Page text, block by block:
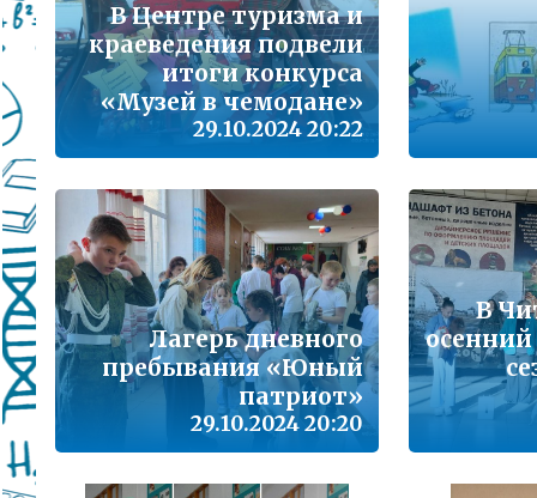
В сезон гриппа и острых респираторных
наша с Вами общая задача – не допустить
заболеваемости
Подробнее...
Лицам, желающим сдать единый
(далее ЕГЭ) в 2026 году
Подробнее...
Школа управленческого резерва: Ваш
Подробнее...
ВАШ РЕБЁНОК ИДЁТ В ДЕТСКИЙ САД
Подробнее...
Детский телефон доверия
Подробнее...
В Центре туризма и
краеведения подвели
итоги конкурса
«Музей в чемодане»
29.10.2024 20:22
Лагерь дневного
пребывания «Юный
патриот»
29.10.2024 20:20
В